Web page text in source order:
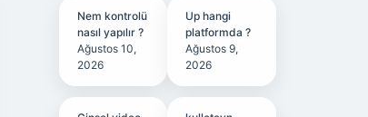
Nem kontrolü
nasıl yapılır ?
Ağustos 10,
2026
Up hangi
platformda ?
Ağustos 9,
2026